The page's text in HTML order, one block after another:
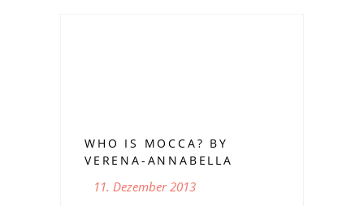
WHO IS MOCCA? BY
VERENA-ANNABELLA
11. Dezember 2013